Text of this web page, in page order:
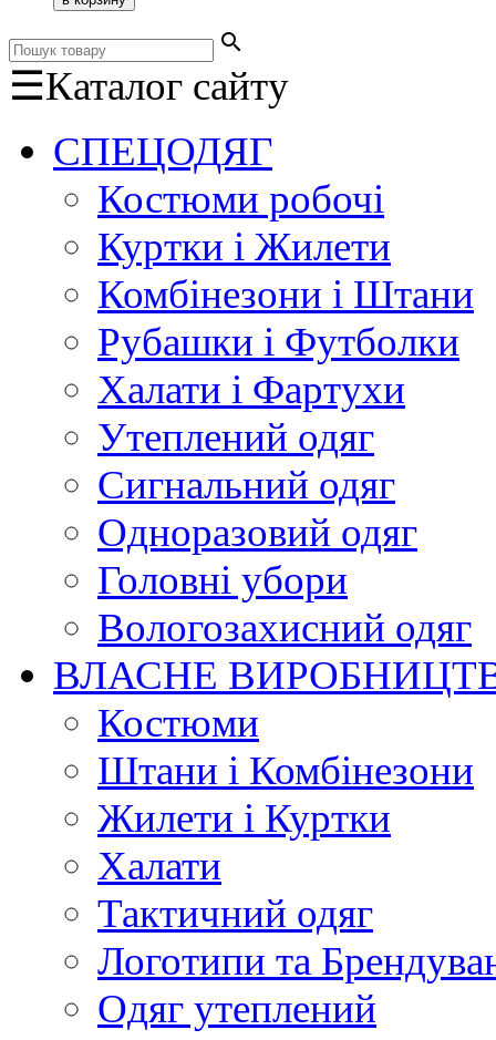
search
☰Каталог сайту
СПЕЦОДЯГ
Костюми робочі
Куртки і Жилети
Комбінезони і Штани
Рубашки і Футболки
Халати і Фартухи
Утеплений одяг
Сигнальний одяг
Одноразовий одяг
Головні убори
Вологозахисний одяг
ВЛАСНЕ
Костюми
Штани і Комбінезони
Жилети і Куртки
Халати
Тактичний одяг
Логотипи та
Одяг утеплений